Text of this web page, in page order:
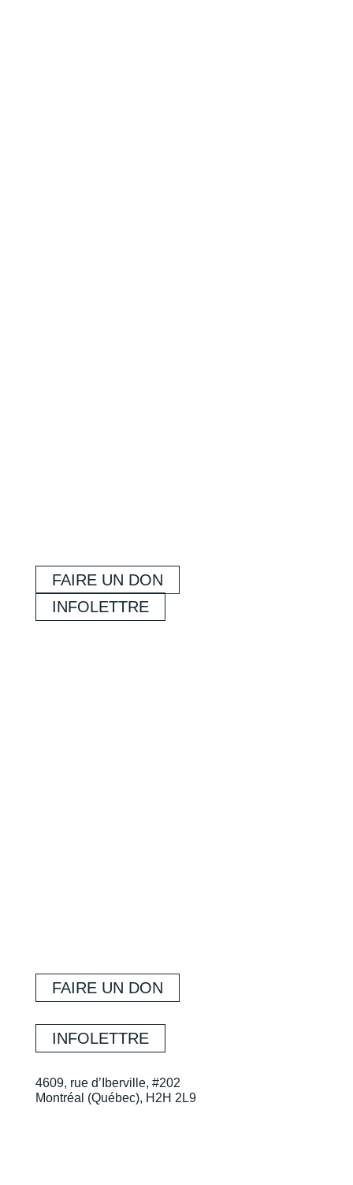
FAIRE UN DON
INFOLETTRE
FAIRE UN DON
INFOLETTRE
4609, rue d’Iberville, #202
Montréal (Québec), H2H 2L9